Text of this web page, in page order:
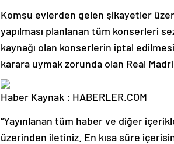
Komşu evlerden gelen şikayetler
yapılması planlanan tüm konserleri
kaynağı olan konserlerin iptal
karara uymak zorunda olan Real
Haber Kaynak : HABERLER.COM
“Yayınlanan tüm haber ve diğer
üzerinden iletiniz. En kısa süre